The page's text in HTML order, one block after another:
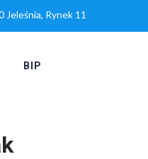
Jeleśnia, Rynek 11
BIP